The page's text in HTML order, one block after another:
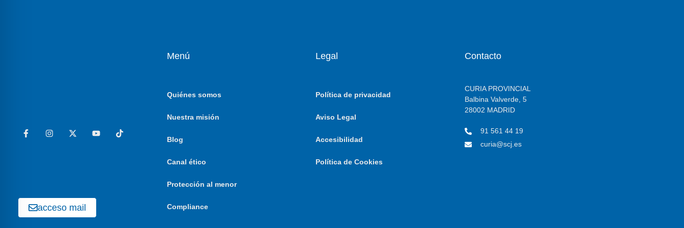
acceso mail
Menú
Quiénes somos
Nuestra misión
Blog
Canal ético
Protección al menor
Compliance
Legal
Política de privacidad
Aviso Legal
Accesibilidad
Política de Cookies
Contacto
CURIA PROVINCIAL
Balbina Valverde, 5
28002 MADRID
91 561 44 19
curia@scj.es